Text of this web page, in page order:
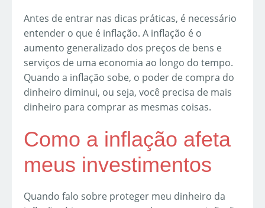
Antes de entrar nas dicas práticas, é necessário
entender o que é inflação. A inflação é o
aumento generalizado dos preços de bens e
serviços de uma economia ao longo do tempo.
Quando a inflação sobe, o poder de compra do
dinheiro diminui, ou seja, você precisa de mais
dinheiro para comprar as mesmas coisas.
Como a inflação afeta
meus investimentos
Quando falo sobre proteger meu dinheiro da